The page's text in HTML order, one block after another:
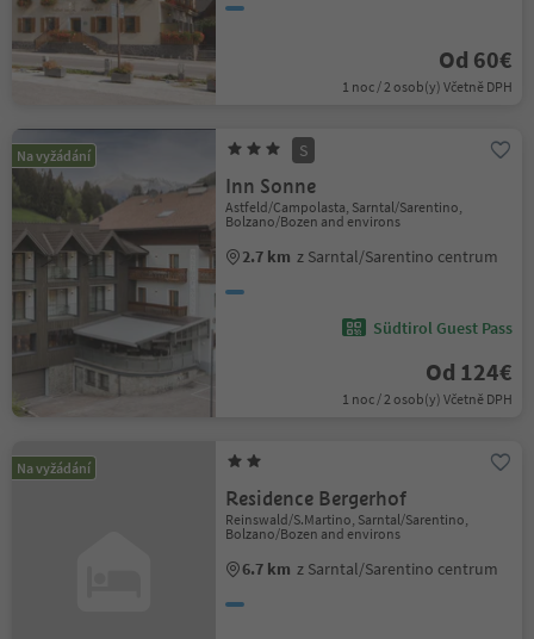
Od 60€
1 noc / 2 osob(y) Včetně DPH
Na vyžádání S
Inn Sonne
Astfeld/Campolasta, Sarntal/Sarentino,
Bolzano/Bozen and environs
2.7 km z Sarntal/Sarentino centrum
Südtirol Guest Pass
Od 124€
1 noc / 2 osob(y) Včetně DPH
Na vyžádání
Residence Bergerhof
Reinswald/S.Martino, Sarntal/Sarentino,
Bolzano/Bozen and environs
6.7 km z Sarntal/Sarentino centrum